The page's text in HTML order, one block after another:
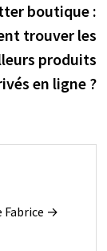
boutique :
trouver les
produits
en ligne ?
Fabrice →